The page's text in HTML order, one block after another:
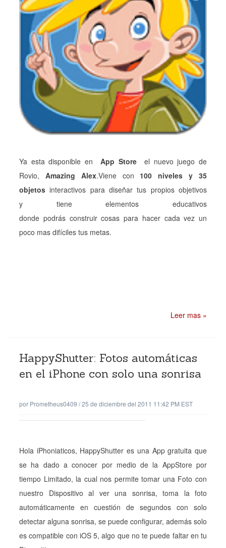
Ya esta disponible enApp Storeel nuevo juego de
Rovio, Amazing Alex.Viene con 100 niveles y 35
objetos interactivos para diseñar tus propios objetivos
y tiene elementos educativos
donde podrás construir cosas para hacer cada vez un
poco mas difíciles tus metas.
Leer mas »
HappyShutter: Fotos automáticas
en el iPhone con solo una sonrisa
por Prometheus0409 /25 de diciembre del 2011 11:42 PM EST
Hola iPhoniaticos, HappyShutter es una App gratuita que
se ha dado a conocer por medio de la AppStore por
tiempo Limitado, la cual nos permite tomar una Foto con
nuestro Dispositivo al ver una sonrisa, toma la foto
automáticamente en cuestión de segundos con solo
detectar alguna sonrisa, se puede configurar, además solo
es compatible con iOS 5, algo que no te puede faltar en tu